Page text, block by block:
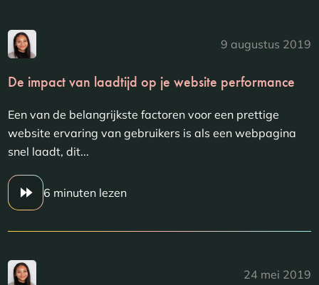
9 augustus 2019
De impact van laadtijd op je website performance
Een van de belangrijkste factoren voor een prettige
website ervaring van gebruikers is als een webpagina
snel laadt, dit...
6 minuten lezen
24 mei 2019